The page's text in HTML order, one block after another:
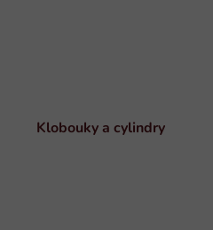
Klobouky a cylindry